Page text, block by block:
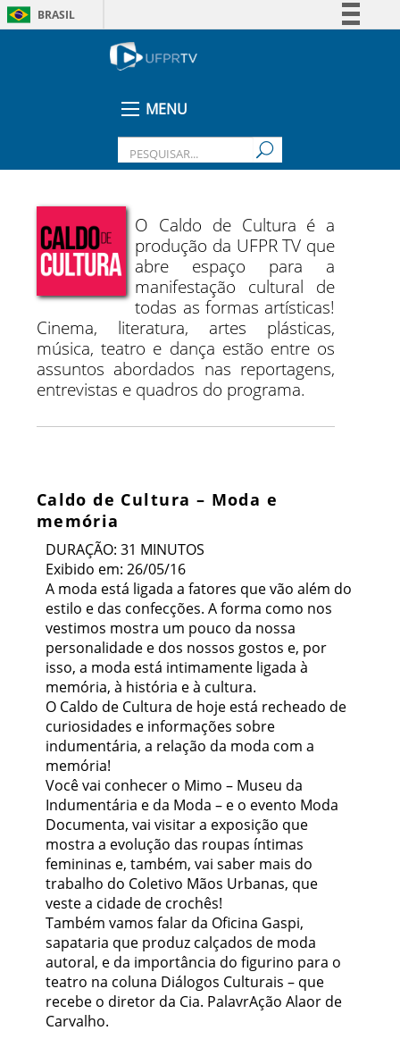
BRASIL
Legislação
MENU
O Caldo de Cultura é a
produção da UFPR TV que
abre espaço para a
manifestação cultural de
todas as formas artísticas!
Cinema, literatura, artes plásticas,
música, teatro e dança estão entre os
assuntos abordados nas reportagens,
entrevistas e quadros do programa.
Caldo de Cultura – Moda e
memória
DURAÇÃO: 31 MINUTOS
Exibido em: 26/05/16
A moda está ligada a fatores que vão além do
estilo e das confecções. A forma como nos
vestimos mostra um pouco da nossa
personalidade e dos nossos gostos e, por
isso, a moda está intimamente ligada à
memória, à história e à cultura.
O Caldo de Cultura de hoje está recheado de
curiosidades e informações sobre
indumentária, a relação da moda com a
memória!
Você vai conhecer o Mimo – Museu da
Indumentária e da Moda – e o evento Moda
Documenta, vai visitar a exposição que
mostra a evolução das roupas íntimas
femininas e, também, vai saber mais do
trabalho do Coletivo Mãos Urbanas, que
veste a cidade de crochês!
Também vamos falar da Oficina Gaspi,
sapataria que produz calçados de moda
autoral, e da importância do figurino para o
teatro na coluna Diálogos Culturais – que
recebe o diretor da Cia. PalavrAção Alaor de
Carvalho.